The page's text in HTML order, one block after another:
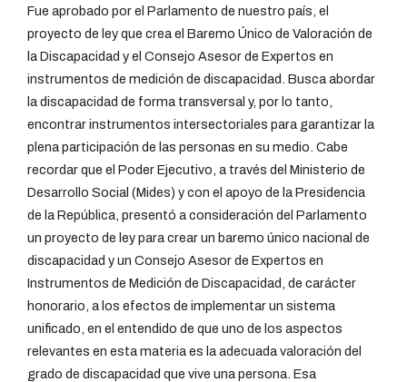
Fue aprobado por el Parlamento de nuestro país, el
proyecto de ley que crea el Baremo Único de Valoración de
la Discapacidad y el Consejo Asesor de Expertos en
instrumentos de medición de discapacidad. Busca abordar
la discapacidad de forma transversal y, por lo tanto,
encontrar instrumentos intersectoriales para garantizar la
plena participación de las personas en su medio. Cabe
recordar que el Poder Ejecutivo, a través del Ministerio de
Desarrollo Social (Mides) y con el apoyo de la Presidencia
de la República, presentó a consideración del Parlamento
un proyecto de ley para crear un baremo único nacional de
discapacidad y un Consejo Asesor de Expertos en
Instrumentos de Medición de Discapacidad, de carácter
honorario, a los efectos de implementar un sistema
unificado, en el entendido de que uno de los aspectos
relevantes en esta materia es la adecuada valoración del
grado de discapacidad que vive una persona. Esa